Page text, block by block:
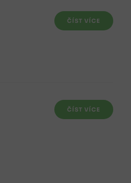
ČÍST VÍCE
ČÍST VÍCE